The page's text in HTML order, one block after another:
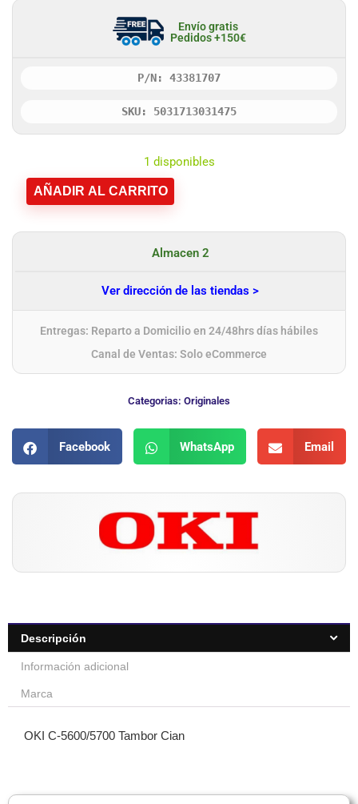
Envío gratis
Pedidos +150€
P/N: 43381707
SKU: 5031713031475
1 disponibles
AÑADIR AL CARRITO
Almacen 2
Ver dirección de las tiendas >
Entregas: Reparto a Domicilio en 24/48hrs días hábiles
Canal de Ventas: Solo eCommerce
Categorias: Originales
Facebook WhatsApp Email
Descripción
Información adicional
Marca
OKI C-5600/5700 Tambor Cian